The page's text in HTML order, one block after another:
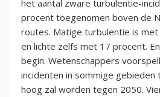
het aantal zware turbulentie-
procent toegenomen boven de
routes. Matige turbulentie is
en lichte zelfs met 17 procent.
begin. Wetenschappers
incidenten in sommige
hoog zal worden tegen 2050.